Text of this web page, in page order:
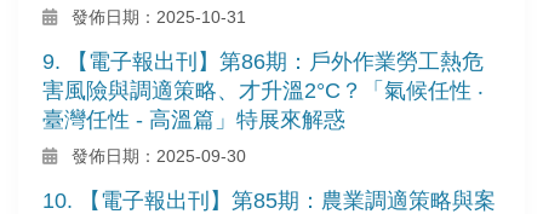
發佈日期：2025-10-31
9. 【電子報出刊】第86期：戶外作業勞工熱危
害風險與調適策略、才升溫2°C？「氣候任性 ‧
臺灣任性 - 高溫篇」特展來解惑
發佈日期：2025-09-30
10. 【電子報出刊】第85期：農業調適策略與案